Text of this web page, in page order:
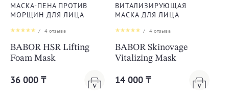
МАСКА-ПЕНА ПРОТИВ
МОРЩИН ДЛЯ ЛИЦА
/ 4отзыва
BABOR HSR Lifting
Foam Mask
36 000 ₸
ВИТАЛИЗИРУЮЩАЯ
МАСКА ДЛЯ ЛИЦА
/ 4отзыва
BABOR Skinovage
Vitalizing Mask
14 000 ₸